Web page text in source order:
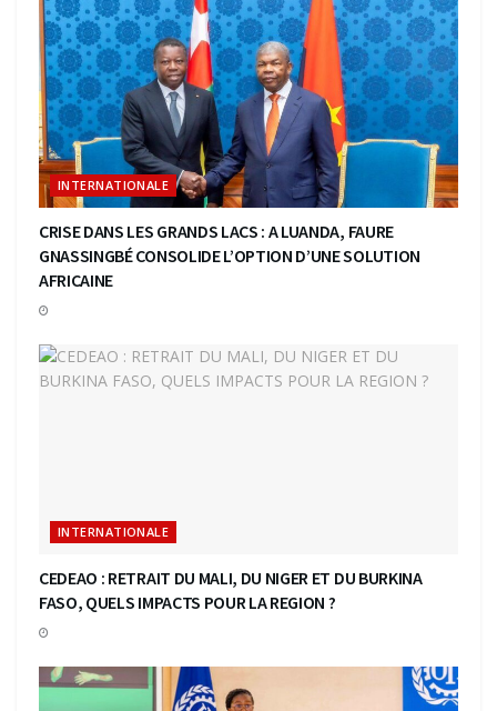
INTERNATIONALE
CRISE DANS LES GRANDS LACS : A LUANDA, FAURE
GNASSINGBÉ CONSOLIDE L’OPTION D’UNE SOLUTION
AFRICAINE
INTERNATIONALE
CEDEAO : RETRAIT DU MALI, DU NIGER ET DU BURKINA
FASO, QUELS IMPACTS POUR LA REGION ?